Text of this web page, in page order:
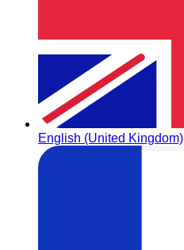
English (United Kingdom)